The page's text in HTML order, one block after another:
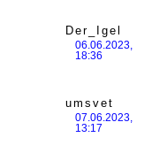
Der_Igel
06.06.2023,
18:36
umsvet
07.06.2023,
13:17